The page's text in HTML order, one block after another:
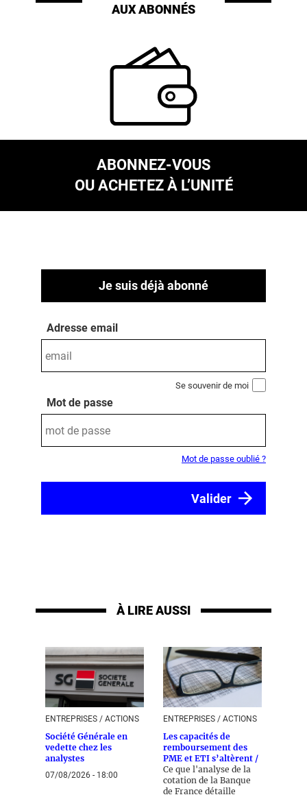
AUX ABONNÉS
ABONNEZ-VOUS
OU ACHETEZ À L’UNITÉ
Je suis déjà abonné
Adresse email
Se souvenir de moi
Mot de passe
Mot de passe oublié ?
À LIRE AUSSI
ENTREPRISES / ACTIONS
Société Générale en
vedette chez les
analystes
07/08/2026 - 18:00
ENTREPRISES / ACTIONS
Les capacités de
remboursement des
PME et ETI s’altèrent /
Ce que l'analyse de la
cotation de la Banque
de France détaille